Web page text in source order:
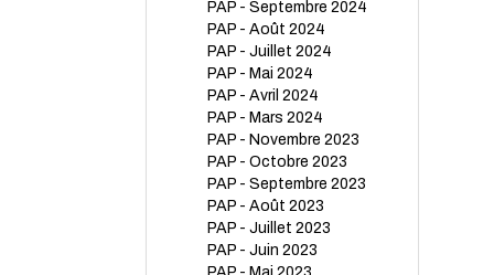
PAP - Septembre 2024
PAP - Août 2024
PAP - Juillet 2024
PAP - Mai 2024
PAP - Avril 2024
PAP - Mars 2024
PAP - Novembre 2023
PAP - Octobre 2023
PAP - Septembre 2023
PAP - Août 2023
PAP - Juillet 2023
PAP - Juin 2023